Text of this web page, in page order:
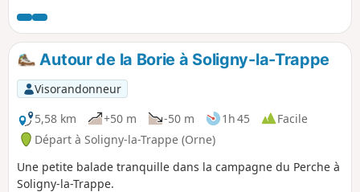
Autour de la Borie à Soligny-la-Trappe
Visorandonneur
5,58 km
+50 m -50 m 1h 45
Facile
Départ à Soligny-la-Trappe (Orne)
Une petite balade tranquille dans la campagne du Perche à
Soligny-la-Trappe.